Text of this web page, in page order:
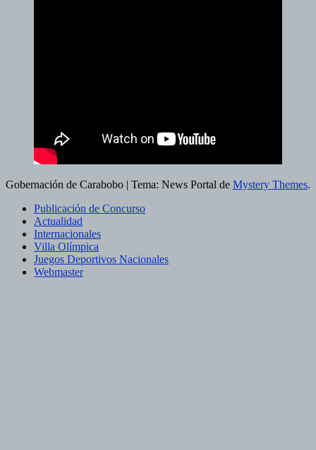
Gobernación de Carabobo | Tema: News Portal de Mystery Themes.
Publicación de Concurso
Actualidad
Internacionales
Villa Olímpica
Juegos Deportivos Nacionales
Webmaster